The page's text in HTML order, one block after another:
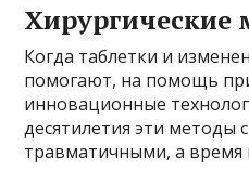
Хирургические
Когда таблетки и
помогают, на помощь
инновационные
десятилетия эти методы
травматичными, а время